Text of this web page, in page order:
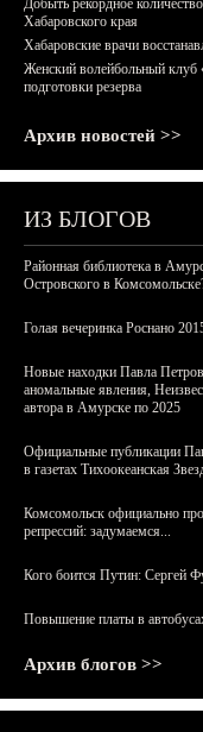
Добыть рекордное
Хабаровского края
Хабаровские врачи
Женский волейбольный клуб
подготовки резерва
Архив новостей >>
ИЗ БЛОГОВ
Районная библиотека в
Островского в
Голая вечеринка Роснано
Новые находки Павла
аномальные явления,
автора в Амурске по 2025
Официальные публикации
в газетах Тихоокеанская
Комсомольск официально
репрессий: задумаемся...
Кого боится Путин: Сергей
Повышение платы в
Архив блогов >>